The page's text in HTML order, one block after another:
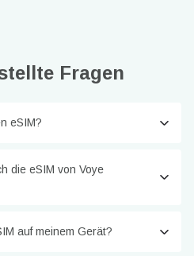
Fragen
eSIM?
die eSIM von Voye
auf meinem Gerät?